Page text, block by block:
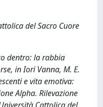
del Sacro Cuore
dentro: la rabbia
in Iori Vanna, M. E.
e vita emotiva:
Alpha. Rilevazione